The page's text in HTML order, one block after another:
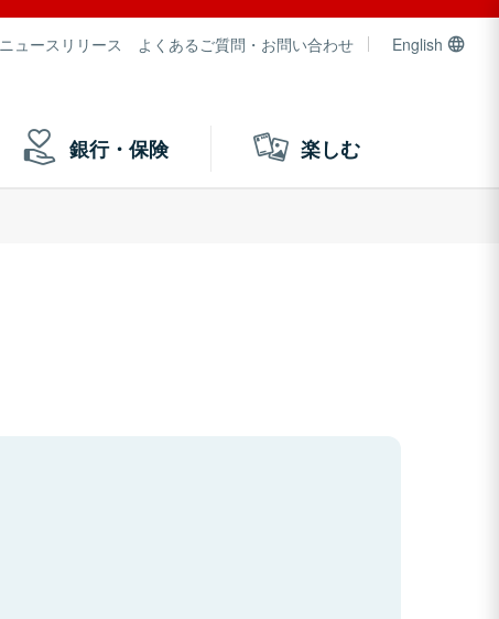
ニュースリリース よくあるご質問・お問い合わせ English
銀行・保険 楽しむ